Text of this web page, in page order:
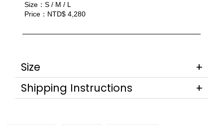
Size：S / M / L
Price：NTD$ 4,280
Size
Shipping Instructions